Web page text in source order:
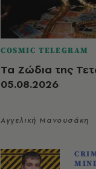
COSMIC TELEGRAM
Τα Ζώδια της
05.08.2026
Αγγελική Μανουσάκη